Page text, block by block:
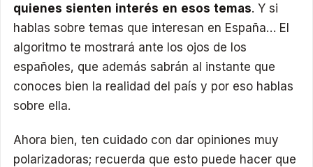
quienes sienten interés en esos temas. Y si
hablas sobre temas que interesan en España… El
algoritmo te mostrará ante los ojos de los
españoles, que además sabrán al instante que
conoces bien la realidad del país y por eso hablas
sobre ella.
Ahora bien, ten cuidado con dar opiniones muy
polarizadoras; recuerda que esto puede hacer que